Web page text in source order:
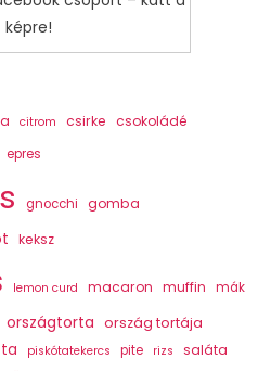
képre!
citrom csirke csokoládé
epres
gnocchi gomba
keksz
lemon curd macaron muffin mák
országtorta ország tortája
piskótatekercs pite rizs saláta